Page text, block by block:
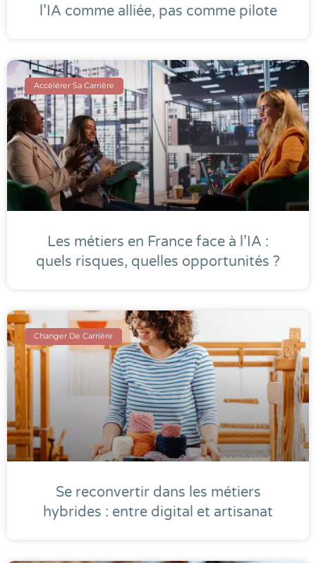
l’IA comme alliée, pas comme pilote
Accélérer Sa Carrière
Les métiers en France face à l’IA :
quels risques, quelles opportunités ?
Changer De Carrière
Se reconvertir dans les métiers
hybrides : entre digital et artisanat